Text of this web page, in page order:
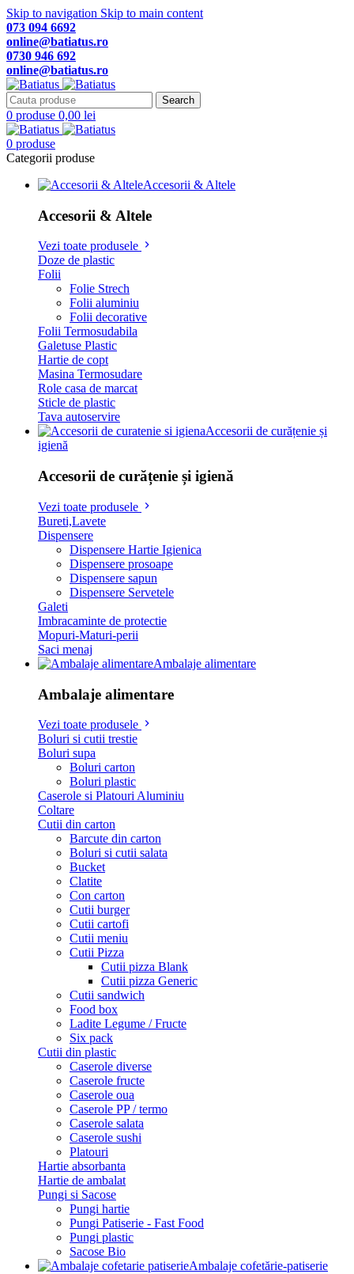
Skip to navigation Skip to main content
073 094 6692
online@batiatus.ro
0730 946 692
online@batiatus.ro
Search
0 produse 0,00 lei
0 produse
Categorii produse
Accesorii & Altele
Accesorii & Altele
Vezi toate produsele
Doze de plastic
Folii
Folie Strech
Folii aluminiu
Folii decorative
Folii Termosudabila
Galetuse Plastic
Hartie de copt
Masina Termosudare
Role casa de marcat
Sticle de plastic
Tava autoservire
Accesorii de curățenie și
igienă
Accesorii de curățenie și igienă
Vezi toate produsele
Bureti,Lavete
Dispensere
Dispensere Hartie Igienica
Dispensere prosoape
Dispensere sapun
Dispensere Servetele
Galeti
Imbracaminte de protectie
Mopuri-Maturi-perii
Saci menaj
Ambalaje alimentare
Ambalaje alimentare
Vezi toate produsele
Boluri si cutii trestie
Boluri supa
Boluri carton
Boluri plastic
Caserole si Platouri Aluminiu
Coltare
Cutii din carton
Barcute din carton
Boluri si cutii salata
Bucket
Clatite
Con carton
Cutii burger
Cutii cartofi
Cutii meniu
Cutii Pizza
Cutii pizza Blank
Cutii pizza Generic
Cutii sandwich
Food box
Ladite Legume / Fructe
Six pack
Cutii din plastic
Caserole diverse
Caserole fructe
Caserole oua
Caserole PP / termo
Caserole salata
Caserole sushi
Platouri
Hartie absorbanta
Hartie de ambalat
Pungi si Sacose
Pungi hartie
Pungi Patiserie - Fast Food
Pungi plastic
Sacose Bio
Ambalaje cofetărie-patiserie